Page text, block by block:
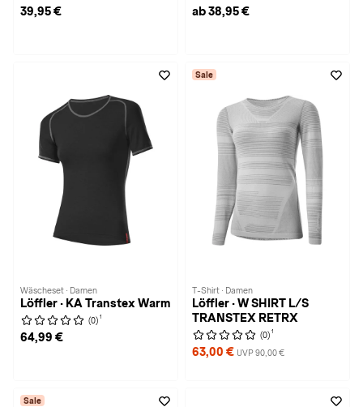
39,95 € ab 38,95 €
Wäscheset · Damen
Löffler · KA Transtex Warm
(0) 1
64,99 €
Sale
T-Shirt · Damen
Löffler · W SHIRT L/S
TRANSTEX RETRX
(0) 1
63,00 € UVP 90,00 €
Sale